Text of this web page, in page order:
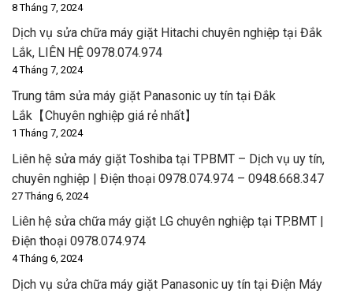
8 Tháng 7, 2024
Dịch vụ sửa chữa máy giặt Hitachi chuyên nghiệp tại Đắk
Lắk, LIÊN HỆ 0978.074.974
4 Tháng 7, 2024
Trung tâm sửa máy giặt Panasonic uy tín tại Đắk
Lắk【Chuyên nghiệp giá rẻ nhất】
1 Tháng 7, 2024
Liên hệ sửa máy giặt Toshiba tại TPBMT – Dịch vụ uy tín,
chuyên nghiệp | Điện thoại 0978.074.974 – 0948.668.347
27 Tháng 6, 2024
Liên hệ sửa chữa máy giặt LG chuyên nghiệp tại TP.BMT |
Điện thoại 0978.074.974
4 Tháng 6, 2024
Dịch vụ sửa chữa máy giặt Panasonic uy tín tại Điện Máy